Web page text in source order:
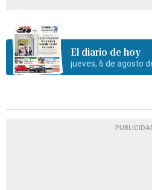
El diario de hoy
jueves, 6 de agosto